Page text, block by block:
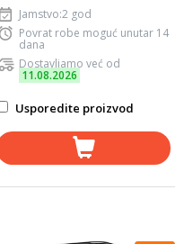
Jamstvo:2 god
Povrat robe moguć unutar 14
dana
Dostavljamo već od
11.08.2026
Usporedite proizvod